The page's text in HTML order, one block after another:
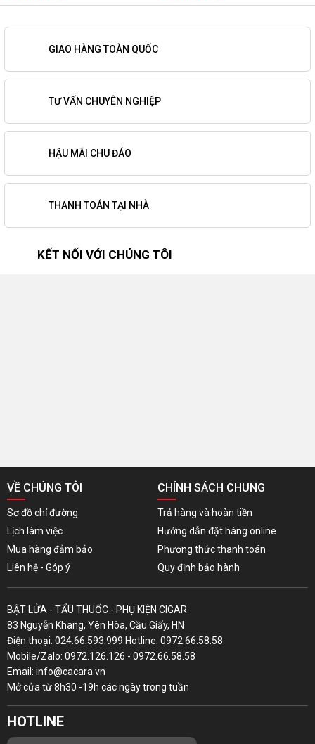
GIAO HÀNG TOÀN QUỐC
TƯ VẤN CHUYÊN NGHIỆP
HẬU MÃI CHU ĐÁO
THANH TOÁN TẠI NHÀ
KẾT NỐI VỚI CHÚNG TÔI
VỀ CHÚNG TÔI
Sơ đồ chỉ đường
Lịch làm việc
Mua hàng đảm bảo
Liên hệ - Góp ý
CHÍNH SÁCH CHUNG
Trả hàng và hoàn tiền
Hướng dẫn đặt hàng online
Phương thức thanh toán
Quy định bảo hành
BẬT LỬA - TẨU THUỐC - PHỤ KIỆN CIGAR
83 Nguyễn Khang, Yên Hòa, Cầu Giấy, HN
Điện thoại: 024.66.593.999 Hotline: 0972.66.58.58
Mobile/Zalo: 0972.126.126 - 0972.66.58.58
Email: info@cacara.vn
Mở cửa từ 8h30 -19h các ngày trong tuần
HOTLINE